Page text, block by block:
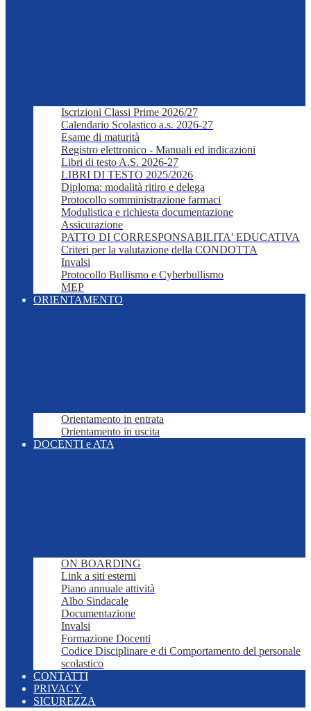
Iscrizioni Classi Prime 2026/27
Calendario Scolastico a.s. 2026-27
Esame di maturità
Registro elettronico - Manuali ed indicazioni
Libri di testo A.S. 2026-27
LIBRI DI TESTO 2025/2026
Diploma: modalità ritiro e delega
Protocollo somministrazione farmaci
Modulistica e richiesta documentazione
Assicurazione
PATTO DI CORRESPONSABILITA' EDUCATIVA
Criteri per la valutazione della CONDOTTA
Invalsi
Protocollo Bullismo e Cyberbullismo
MEP
ORIENTAMENTO
Orientamento in entrata
Orientamento in uscita
DOCENTI e ATA
ON BOARDING
Link a siti esterni
Piano annuale attività
Albo Sindacale
Documentazione
Invalsi
Formazione Docenti
Codice Disciplinare e di Comportamento del personale
scolastico
CONTATTI
PRIVACY
SICUREZZA